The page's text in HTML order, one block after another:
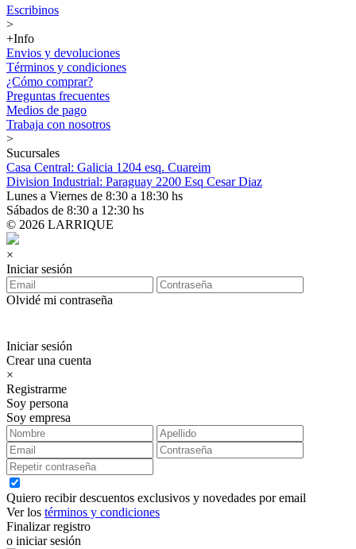
Escribinos
>
+Info
Envios y devoluciones
Términos y condiciones
¿Cómo comprar?
Preguntas frecuentes
Medios de pago
Trabaja con nosotros
>
Sucursales
Casa Central: Galicia 1204 esq. Cuareim
Division Industrial: Paraguay 2200 Esq Cesar Diaz
Lunes a Viernes de 8:30 a 18:30 hs
Sábados de 8:30 a 12:30 hs
© 2026 LARRIQUE
×
Iniciar sesión
Olvidé mi contraseña
Iniciar sesión
Crear una cuenta
×
Registrarme
Soy persona
Soy empresa
Quiero recibir descuentos exclusivos y novedades por email
Ver los términos y condiciones
Finalizar registro
o iniciar sesión